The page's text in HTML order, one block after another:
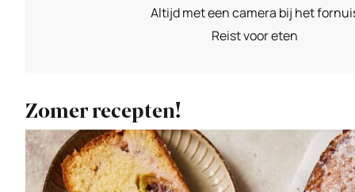
Altijd met een camera bij het
Reist voor eten
Zomer recepten!